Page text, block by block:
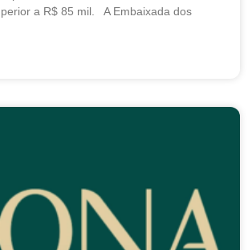
a R$ 85 mil. A Embaixada dos